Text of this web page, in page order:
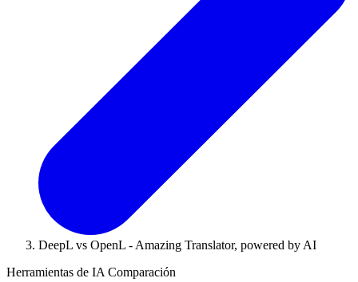
DeepL vs OpenL - Amazing Translator, powered by AI
Herramientas de IA Comparación